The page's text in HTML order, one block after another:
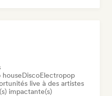
houseDiscoElectropop
live à des artistes
impactante(s)